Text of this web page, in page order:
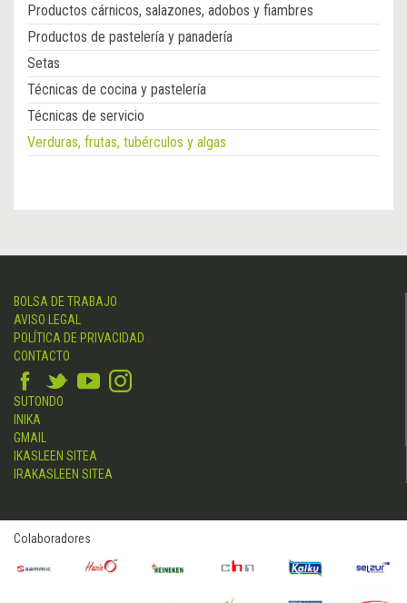
Productos cárnicos, salazones, adobos y fiambres
Productos de pastelería y panadería
Setas
Técnicas de cocina y pastelería
Técnicas de servicio
Verduras, frutas, tubérculos y algas
BOLSA DE TRABAJO
AVISO LEGAL
POLÍTICA DE PRIVACIDAD
CONTACTO
SUTONDO
INIKA
GMAIL
IKASLEEN SITEA
IRAKASLEEN SITEA
Colaboradores